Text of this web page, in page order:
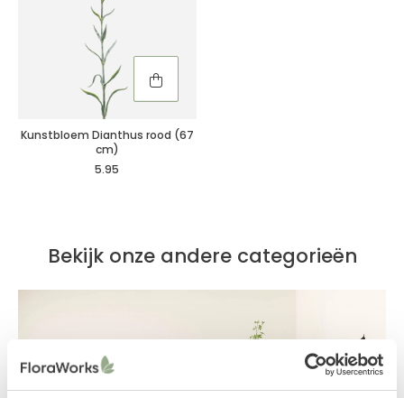
Kunstbloem Dianthus rood (67
cm)
5.95
Bekijk onze andere categorieën